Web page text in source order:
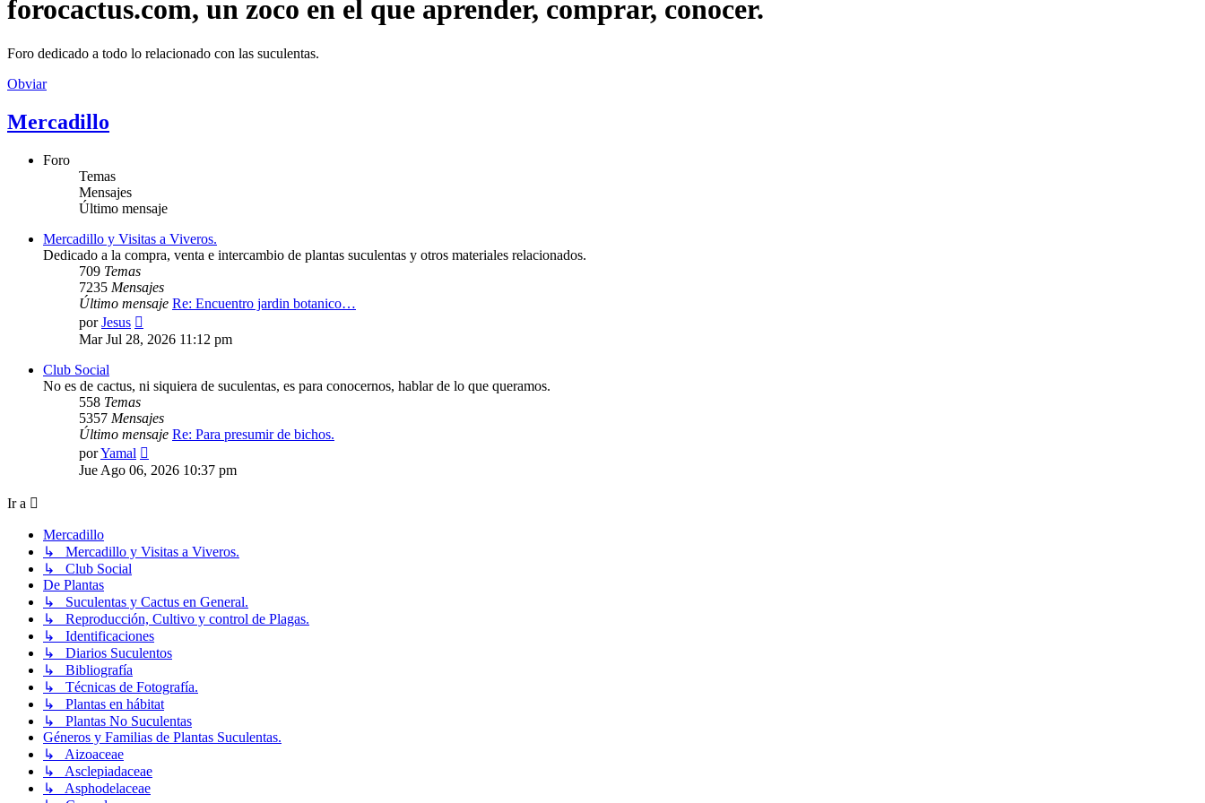
forocactus.com, un zoco en el que aprender, comprar, conocer.
Foro dedicado a todo lo relacionado con las suculentas.
Obviar
Mercadillo
Foro
Temas
Mensajes
Último mensaje
Mercadillo y Visitas a Viveros.
Dedicado a la compra, venta e intercambio de plantas suculentas y otros materiales relacionados.
709 Temas
7235 Mensajes
Último mensaje Re: Encuentro jardin botanico…
porJesus
último
Mar Jul 28, 2026 11:12 pm
Club Social
No es de cactus, ni siquiera de suculentas, es para conocernos, hablar de lo que queramos.
558 Temas
5357 Mensajes
Último mensaje Re: Para presumir de bichos.
porYamal
último
Jue Ago 06, 2026 10:37 pm
Ir a
Mercadillo
↳ Mercadillo y Visitas a Viveros.
↳ Club Social
De Plantas
↳ Suculentas y Cactus en General.
↳ Reproducción, Cultivo y control de Plagas.
↳ Identificaciones
↳ Diarios Suculentos
↳ Bibliografía
↳ Técnicas de Fotografía.
↳ Plantas en hábitat
↳ Plantas No Suculentas
Géneros y Familias de Plantas Suculentas.
↳ Aizoaceae
↳ Asclepiadaceae
↳ Asphodelaceae